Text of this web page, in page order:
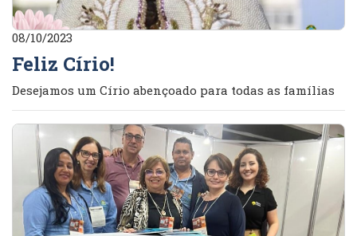
08/10/2023
Feliz Círio!
Desejamos um Círio abençoado para todas as famílias